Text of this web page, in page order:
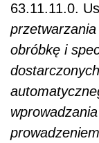
63.11.11.0.
obróbkę i